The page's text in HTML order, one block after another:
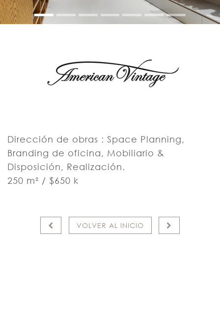
Dirección de obras : Space Planning,
Branding de oficina, Mobiliario &
Disposición, Realización.
250 m² / $650 k
VOLVER AL INICIO